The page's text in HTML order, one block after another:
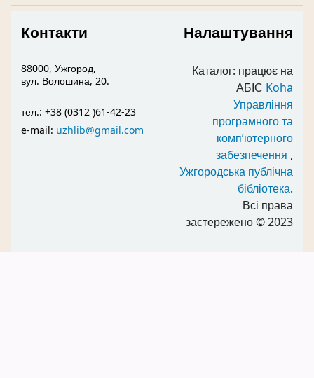
Контакти
88000, Ужгород,
вул. Волошина, 20.
тел.: +38 (0312 )61-42-23
e-mail: uzhlib@gmail.com
Налаштування
Каталог: працює на
АБІС Koha
Управління
програмного та
комп’ютерного
забезпечення ,
Ужгородська публічна
бібліотека.
Всі права
застережено© 2023